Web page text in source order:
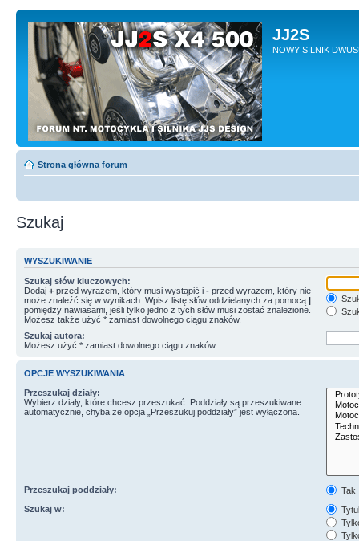
JJ2S
NOWY SILNIK
Strona główna forum
Szukaj
WYSZUKIWANIE
Szukaj słów kluczowych:
Dodaj + przed wyrazem, który musi wystąpić i - przed wyrazem, który nie
może znaleźć się w wynikach. Wpisz listę słów oddzielanych za pomocą |
pomiędzy nawiasami, jeśli tylko jedno z tych słów musi zostać znalezione.
Możesz także użyć * zamiast dowolnego ciągu znaków.
Szukaj autora:
Możesz użyć * zamiast dowolnego ciągu znaków.
OPCJE WYSZUKIWANIA
Przeszukaj działy:
Wybierz działy, które chcesz przeszukać. Poddziały są przeszukiwane
automatycznie, chyba że opcja „Przeszukuj poddziały” jest wyłączona.
Przeszukaj poddziały:
Tak
Szukaj w: